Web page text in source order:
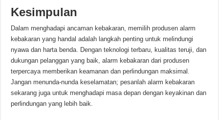
Kesimpulan
Dalam menghadapi ancaman kebakaran, memilih produsen alarm
kebakaran yang handal adalah langkah penting untuk melindungi
nyawa dan harta benda. Dengan teknologi terbaru, kualitas teruji, dan
dukungan pelanggan yang baik, alarm kebakaran dari produsen
terpercaya memberikan keamanan dan perlindungan maksimal.
Jangan menunda-nunda keselamatan; pesanlah alarm kebakaran
sekarang juga untuk menghadapi masa depan dengan keyakinan dan
perlindungan yang lebih baik.